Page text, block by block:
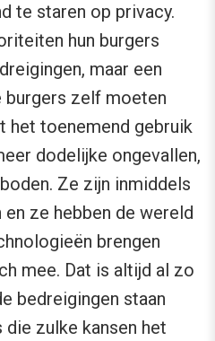
te staren op privacy.
hun burgers
maar een
zelf moeten
het toenemend gebruik
dodelijke ongevallen,
Ze zijn inmiddels
ze hebben de wereld
brengen
mee. Dat is altijd al zo
bedreigingen staan
die zulke kansen het